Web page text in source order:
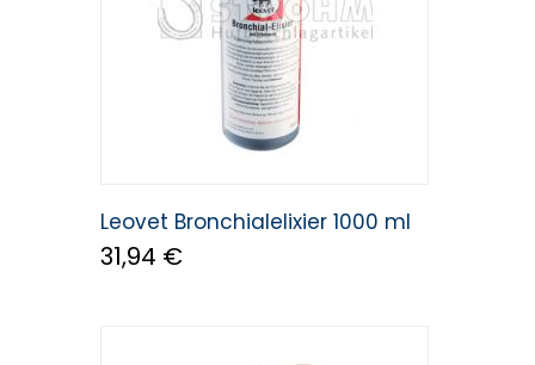
Leovet Bronchialelixier 1000 ml
31,94 €